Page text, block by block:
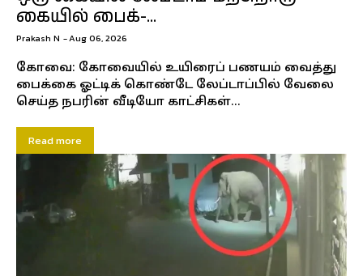
கையில் பைக்-...
Prakash N -Aug 06, 2026
கோவை: கோவையில் உயிரைப் பணயம் வைத்து
பைக்கை ஓட்டிக் கொண்டே லேப்டாப்பில் வேலை
செய்த நபரின் வீடியோ காட்சிகள்...
Read more